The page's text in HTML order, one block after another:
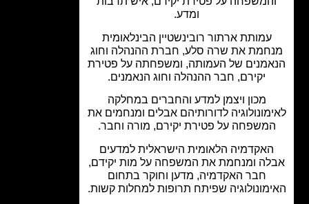
עמותת ארתור רובינשטיין הבינלאומית
את שרה סלע, חברת ההנהלה וחוג
של העמותה, ומשפחתה על פטירת
יקירם, חבר ההנהלה וחוג הנאמנים.
מכון ויצמן למדע והחברים במחלקה
לדורותיהם אבלים ומנחמים את
על פטירת יקירם, מורה וחבר.
הלאומית הישראלית למדעים
ומנחמת את המשפחה על מות יקידם,
חבר האקדמיה, מדען וחוקר בתחום
שפיתח תרופות למחלות קשות.